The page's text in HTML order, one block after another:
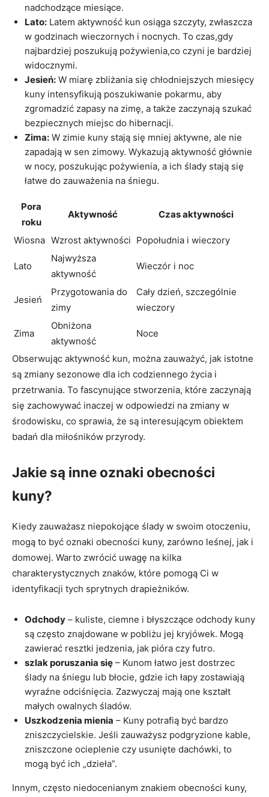
nadchodzące miesiące.
Lato: Latem aktywność kun osiąga szczyty, zwłaszcza
w godzinach wieczornych i nocnych. To czas,gdy
najbardziej poszukują pożywienia,co czyni je bardziej
widocznymi.
Jesień: W miarę zbliżania się chłodniejszych miesięcy
kuny intensyfikują poszukiwanie pokarmu, aby
zgromadzić zapasy na zimę, a także zaczynają szukać
bezpiecznych miejsc do hibernacji.
Zima: W zimie kuny stają się mniej aktywne, ale nie
zapadają w sen zimowy. Wykazują aktywność głównie
w nocy, poszukując pożywienia, a ich ślady stają się
łatwe do zauważenia na śniegu.
Pora
roku
Aktywność Czas aktywności
Wiosna Wzrost aktywności Popołudnia i wieczory
Lato
Najwyższa
aktywność
Wieczór i noc
Jesień
Przygotowania do
zimy
Cały dzień, szczególnie
wieczory
Zima
Obniżona
aktywność
Noce
Obserwując aktywność kun, można zauważyć, jak istotne
są zmiany sezonowe dla ich codziennego życia i
przetrwania. To fascynujące stworzenia, które zaczynają
się zachowywać inaczej w odpowiedzi na zmiany w
środowisku, co sprawia, że są interesującym obiektem
badań dla miłośników przyrody.
Jakie są inne oznaki obecności
kuny?
Kiedy zauważasz niepokojące ślady w swoim otoczeniu,
mogą to być oznaki obecności kuny, zarówno leśnej, jak i
domowej. Warto zwrócić uwagę na kilka
charakterystycznych znaków, które pomogą Ci w
identyfikacji tych sprytnych drapieżników.
Odchody – kuliste, ciemne i błyszczące odchody kuny
są często znajdowane w pobliżu jej kryjówek. Mogą
zawierać resztki jedzenia, jak pióra czy futro.
szlak poruszania się – Kunom łatwo jest dostrzec
ślady na śniegu lub błocie, gdzie ich łapy zostawiają
wyraźne odciśnięcia. Zazwyczaj mają one kształt
małych owalnych śladów.
Uszkodzenia mienia – Kuny potrafią być bardzo
zniszczycielskie. Jeśli zauważysz podgryzione kable,
zniszczone ocieplenie czy usunięte dachówki, to
mogą być ich „dzieła”.
Innym, często niedocenianym znakiem obecności kuny,